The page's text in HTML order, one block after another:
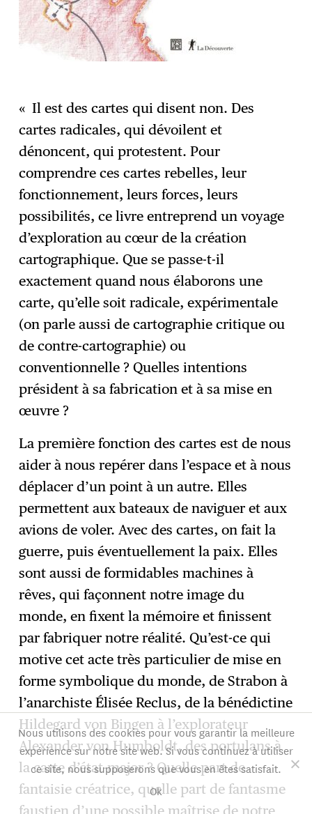
« Il est des cartes qui disent non. Des
cartes radicales, qui dévoilent et
dénoncent, qui protestent. Pour
comprendre ces cartes rebelles, leur
fonctionnement, leurs forces, leurs
possibilités, ce livre entreprend un voyage
d’exploration au cœur de la création
cartographique. Que se passe-t-il
exactement quand nous élaborons une
carte, qu’elle soit radicale, expérimentale
(on parle aussi de cartographie critique ou
de contre-cartographie) ou
conventionnelle ? Quelles intentions
président à sa fabrication et à sa mise en
œuvre ?
La première fonction des cartes est de nous
aider à nous repérer dans l’espace et à nous
déplacer d’un point à un autre. Elles
permettent aux bateaux de naviguer et aux
avions de voler. Avec des cartes, on fait la
guerre, puis éventuellement la paix. Elles
sont aussi de formidables machines à
rêves, qui façonnent notre image du
monde, en fixent la mémoire et finissent
par fabriquer notre réalité. Qu’est-ce qui
motive cet acte très particulier de mise en
forme symbolique du monde, de Strabon à
l’anarchiste Élisée Reclus, de la bénédictine
Hildegard von Bingen à l’explorateur
Alexander von Humboldt, des portulans à
la carte d’état-major ? Quelle part de
fantaisie créatrice, quelle part de fantasme
faustien d’une possible maîtrise de notre
Nous utilisons des cookies pour vous garantir la meilleure
expérience sur notre site web. Si vous continuez à utiliser
ce site, nous supposerons que vous en êtes satisfait.
Ok